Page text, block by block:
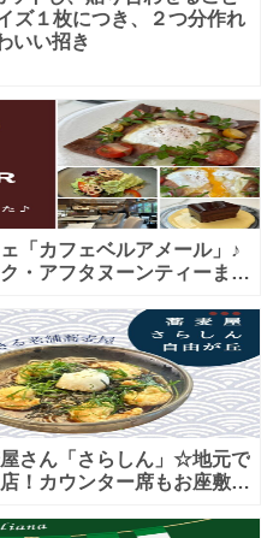
ズ１枚につき、２つ分作れ
いい招き
「カフェベルアメール」♪
・アフタヌーンティーまで
さん「さらしん」☆地元で
！カウンター席もお座敷も